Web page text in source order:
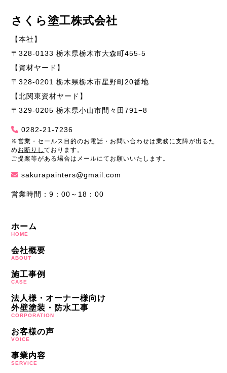
さくら塗工株式会社
【本社】
〒328-0133 栃木県栃木市大森町455-5
【資材ヤード】
〒328-0201 栃木県栃木市星野町20番地
【北関東資材ヤード】
〒329-0205 栃木県小山市間々田791−8
0282-21-7236
※営業・セールス目的のお電話・お問い合わせは業務に支障が出るた
め お断りしております。
ご提案等がある場合はメールにてお願いいたします。
sakurapainters@gmail.com
営業時間：9：00～18：00
ホーム
HOME
会社概要
ABOUT
施工事例
CASE
法人様・オーナー様向け
外壁塗装・防水工事
CORPORATION
お客様の声
VOICE
事業内容
SERVICE